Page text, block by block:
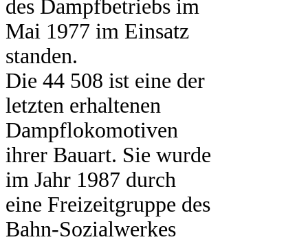
des Dampfbetriebs im
Mai 1977 im Einsatz
standen.
Die 44 508 ist eine der
letzten erhaltenen
Dampflokomotiven
ihrer Bauart. Sie wurde
im Jahr 1987 durch
eine Freizeitgruppe des
Bahn-Sozialwerkes